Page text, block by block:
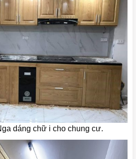
dáng chữ i cho chung cư.